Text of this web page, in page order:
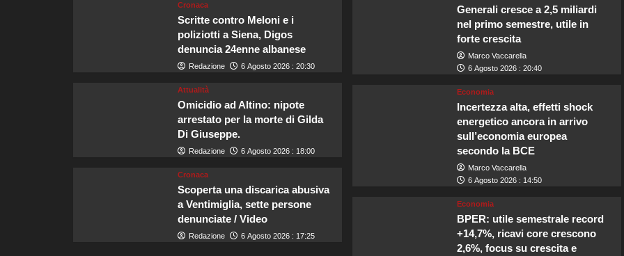
Cronaca
Scritte contro Meloni e i
poliziotti a Siena, Digos
denuncia 24enne albanese
Redazione 6 Agosto 2026 : 20:30
Attualità
Omicidio ad Altino: nipote
arrestato per la morte di Gilda
Di Giuseppe.
Redazione 6 Agosto 2026 : 18:00
Cronaca
Scoperta una discarica abusiva
a Ventimiglia, sette persone
denunciate / Video
Redazione 6 Agosto 2026 : 17:25
Generali cresce a 2,5 miliardi
nel primo semestre, utile in
forte crescita
Marco Vaccarella
6 Agosto 2026 : 20:40
Economia
Incertezza alta, effetti shock
energetico ancora in arrivo
sull’economia europea
secondo la BCE
Marco Vaccarella
6 Agosto 2026 : 14:50
Economia
BPER: utile semestrale record
+14,7%, ricavi core crescono
2,6%, focus su crescita e